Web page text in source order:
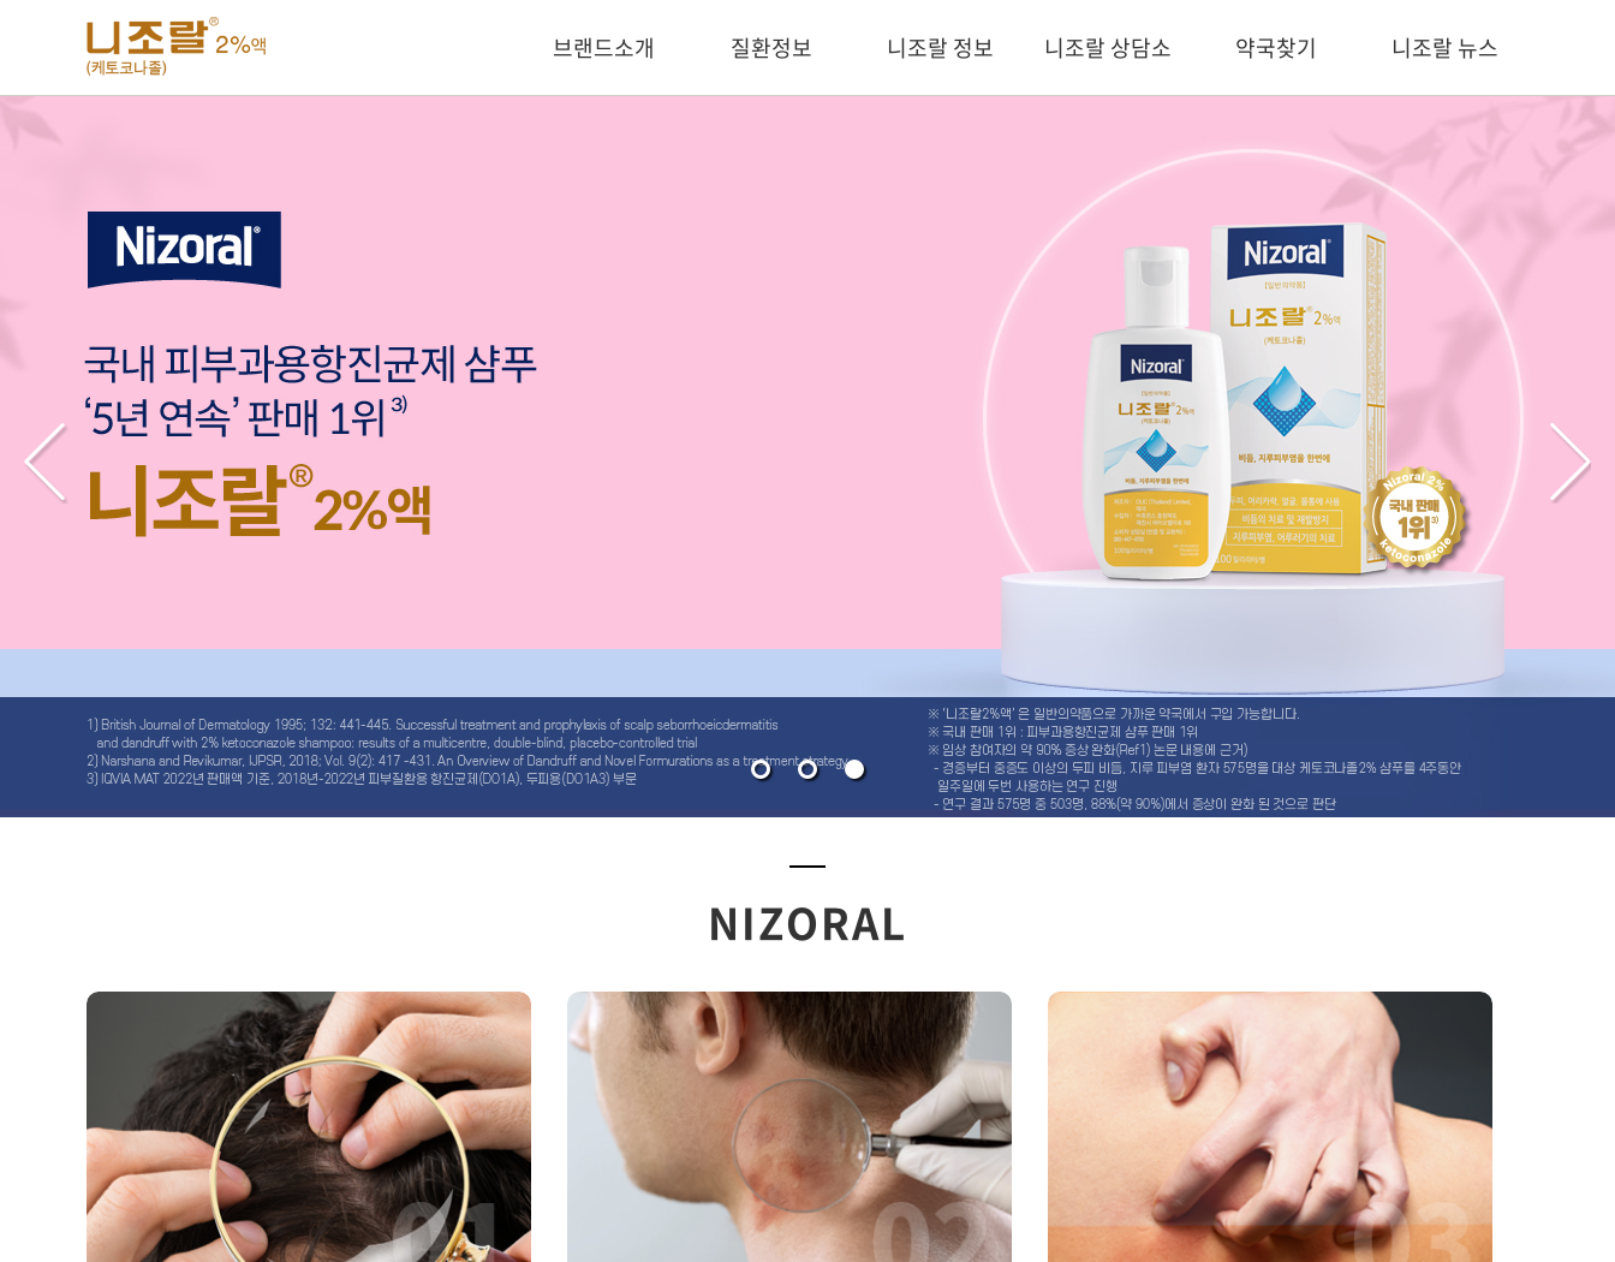
브랜드소개 질환정보 니조랄 정보 니조랄 상담소 약국찾기 니조랄 뉴스
NIZORAL